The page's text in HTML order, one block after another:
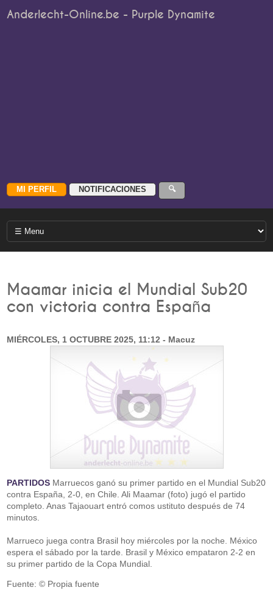
Anderlecht-Online.be - Purple Dynamite
Maamar inicia el Mundial Sub20
con victoria contra España
MIÉRCOLES, 1 OCTUBRE 2025, 11:12 - Macuz
PARTIDOS Marruecos ganó su primer partido en el Mundial Sub20
contra España, 2-0, en Chile. Ali Maamar (foto) jugó el partido
completo. Anas Tajaouart entró comos ustituto después de 74
minutos.
Marrueco juega contra Brasil hoy miércoles por la noche. México
espera el sábado por la tarde. Brasil y México empataron 2-2 en
su primer partido de la Copa Mundial.
Fuente: © Propia fuente